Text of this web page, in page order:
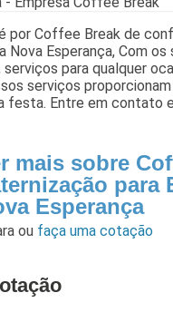
por Coffee Break de
Nova Esperança, Com
para qualquer
serviços
festa. Entre em contato
mais sobre
para
Esperança
ou faça uma cotação